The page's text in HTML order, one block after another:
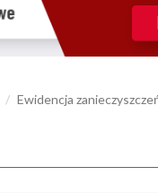
Ewidencja